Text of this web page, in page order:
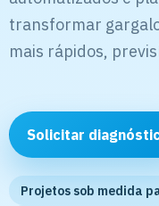
transformar
mais rápidos,
Solicitar
Projetos sob medida